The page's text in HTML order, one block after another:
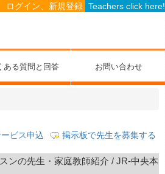
ログイン、新規登録 Teachers click here!
ある質問と回答 お問い合わせ
ビス申込 掲示板で先生を募集する
ンの先生・家庭教師紹介 / JR-中央本